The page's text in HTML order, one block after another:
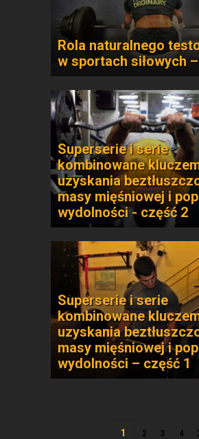
Rola naturalnego
w sportach siłowych
Superserie i serie
kombinowane
uzyskania
masy mięśniowej i
wydolności - część 2
Superserie i serie
kombinowane
uzyskania
masy mięśniowej i
wydolności – część 1
2 3 4